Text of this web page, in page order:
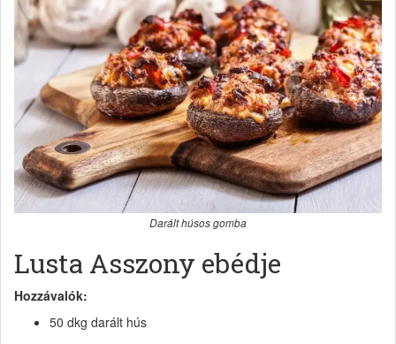
Darált húsos gomba
Lusta Asszony ebédje
Hozzávalók:
50 dkg darált hús